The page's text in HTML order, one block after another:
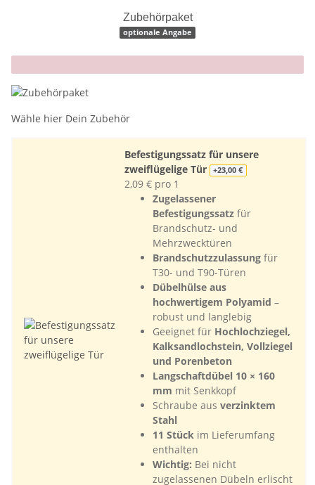
Zubehörpaket
optionale Angabe
x
Wähle hier Dein Zubehör
Befestigungssatz für unsere
zweiflügelige Tür +23,00 €
2,09 € pro 1
Zugelassener
Befestigungssatz für
Brandschutz- und
Mehrzwecktüren
Brandschutzzulassung für
T30- und T90-Türen
Dübelhülse aus
hochwertigem Polyamid –
robust und langlebig
Geeignet für Hochlochziegel,
Kalksandlochstein, Vollziegel
und Porenbeton
Langschaftdübel 10 × 160
mm mit Senkkopf
Schraube ausverzinktem
Stahl
11 Stück im Lieferumfang
enthalten
Wichtig: Bei nicht
zugelassenen Dübeln erlischt